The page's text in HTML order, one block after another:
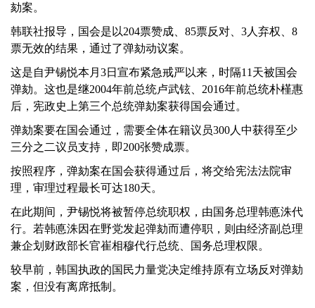
劾案。
韩联社报导，国会是以204票赞成、85票反对、3人弃权、8
票无效的结果，通过了弹劾动议案。
这是自尹锡悦本月3日宣布紧急戒严以来，时隔11天被国会
弹劾。这也是继2004年前总统卢武铉、2016年前总统朴槿惠
后，宪政史上第三个总统弹劾案获得国会通过。
弹劾案要在国会通过，需要全体在籍议员300人中获得至少
三分之二议员支持，即200张赞成票。
按照程序，弹劾案在国会获得通过后，将交给宪法法院审
理，审理过程最长可达180天。
在此期间，尹锡悦将被暂停总统职权，由国务总理韩悳洙代
行。若韩悳洙因在野党发起弹劾而遭停职，则由经济副总理
兼企划财政部长官崔相穆代行总统、国务总理权限。
较早前，韩国执政的国民力量党决定维持原有立场反对弹劾
案，但没有离席抵制。